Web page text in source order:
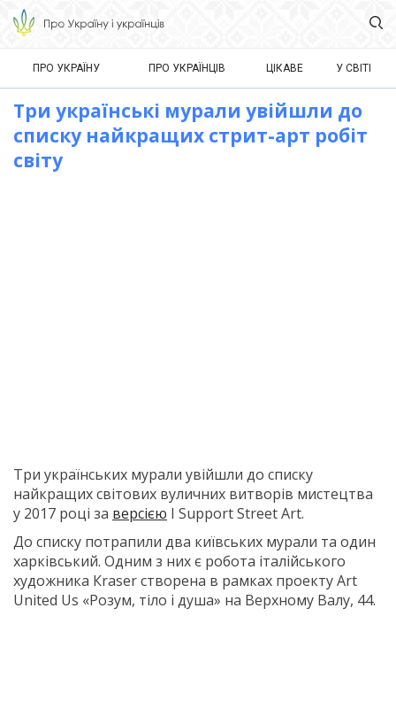
ПРО УКРАЇНУ ПРО УКРАЇНЦІВ ЦІКАВЕ У СВІТІ
Три українські мурали увійшли до
списку найкращих стрит-арт робіт
світу
Три українських мурали увійшли до списку
найкращих світових вуличних витворів мистецтва
у 2017 році за версією I Support Street Art.
До списку потрапили два київських мурали та один
харківський. Одним з них є робота італійського
художника Кraser створена в рамках проекту Art
United Us «Розум, тіло і душа» на Верхному Валу, 44.